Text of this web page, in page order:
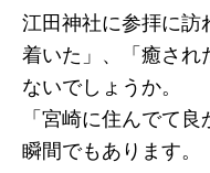
江田神社に参拝に訪
着いた」、「癒され
ないでしょうか。
「宮崎に住んでて
瞬間でもあります。